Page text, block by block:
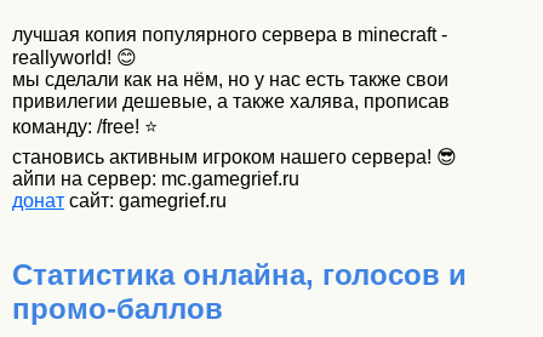
лучшая копия популярного сервера в minecraft -
reallyworld! 😊
мы сделали как на нём, но у нас есть также свои
привилегии дешевые, а также халява, прописав
команду: /free! ⭐
становись активным игроком нашего сервера! 😎
айпи на сервер: mc.gamegrief.ru
донат сайт: gamegrief.ru
Статистика онлайна, голосов и
промо-баллов